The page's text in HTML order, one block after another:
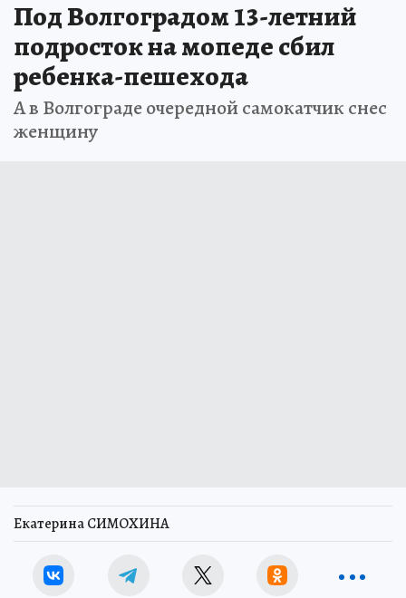
Под Волгоградом 13-летний
подросток на мопеде сбил
ребенка-пешехода
А в Волгограде очередной самокатчик снес
женщину
Екатерина СИМОХИНА